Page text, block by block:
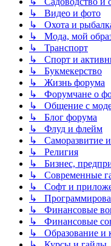
↳ Видео и фото
↳ Охота и
↳ Мода, мой
↳ Транспорт
↳ Спорт и
↳ Букмекерство
↳ Жизнь форума
↳ Форумчане о
↳ Общение с
↳ Блог форума
↳ Флуд и флейм
↳ Саморазвитие
↳ Религия
↳ Бизнес,
↳ Современные
↳ Софт и
↳
↳ Финансовые
↳ Финансовые
↳ Образование и